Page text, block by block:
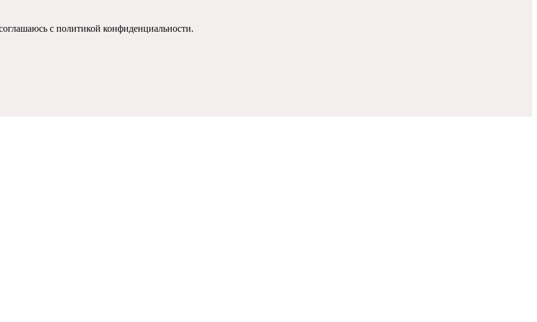
с политикой конфиденциальности.